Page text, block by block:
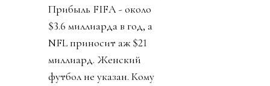
Прибыль FIFA - около
$3.6 миллиарда в год, а
NFL приносит аж $21
миллиард. Женский
футбол не указан. Кому